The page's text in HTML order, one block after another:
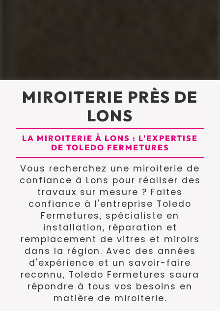
MIROITERIE PRÈS DE
LONS
LA MIROITERIE À LONS : L'EXPERTISE
DE TOLEDO FERMETURES
Vous recherchez une miroiterie de
confiance à Lons pour réaliser des
travaux sur mesure ? Faites
confiance à l'entreprise Toledo
Fermetures, spécialiste en
installation, réparation et
remplacement de vitres et miroirs
dans la région. Avec des années
d'expérience et un savoir-faire
reconnu, Toledo Fermetures saura
répondre à tous vos besoins en
matière de miroiterie.